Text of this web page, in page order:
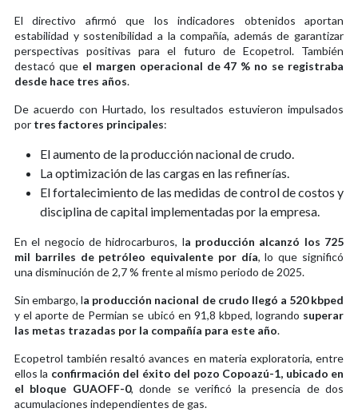
El directivo afirmó que los indicadores obtenidos aportan
estabilidad y sostenibilidad a la compañía, además de garantizar
perspectivas positivas para el futuro de Ecopetrol. También
destacó que el margen operacional de 47 % no se registraba
desde hace tres años.
De acuerdo con Hurtado, los resultados estuvieron impulsados
por tres factores principales:
El aumento de la producción nacional de crudo.
La optimización de las cargas en las refinerías.
El fortalecimiento de las medidas de control de costos y
disciplina de capital implementadas por la empresa.
En el negocio de hidrocarburos, la producción alcanzó los 725
mil barriles de petróleo equivalente por día, lo que significó
una disminución de 2,7 % frente al mismo periodo de 2025.
Sin embargo, la producción nacional de crudo llegó a 520 kbped
y el aporte de Permian se ubicó en 91,8 kbped, logrando superar
las metas trazadas por la compañía para este año.
Ecopetrol también resaltó avances en materia exploratoria, entre
ellos la confirmación del éxito del pozo Copoazú-1, ubicado en
el bloque GUAOFF-0, donde se verificó la presencia de dos
acumulaciones independientes de gas.